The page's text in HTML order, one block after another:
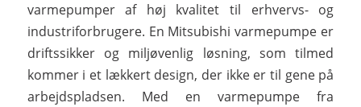
varmepumper af høj kvalitet til erhvervs- og
industriforbrugere. En Mitsubishi varmepumpe er
driftssikker og miljøvenlig løsning, som tilmed
kommer i et lækkert design, der ikke er til gene på
arbejdspladsen. Med en varmepumpe fra